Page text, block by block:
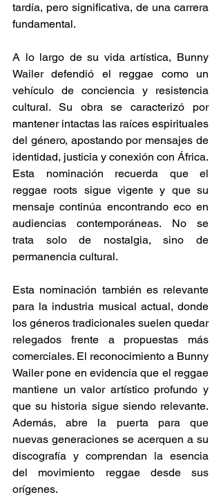
tardía, pero significativa, de una carrera
fundamental.
A lo largo de su vida artística, Bunny
Wailer defendió el reggae como un
vehículo de conciencia y resistencia
cultural. Su obra se caracterizó por
mantener intactas las raíces espirituales
del género, apostando por mensajes de
identidad, justicia y conexión con África.
Esta nominación recuerda que el
reggae roots sigue vigente y que su
mensaje continúa encontrando eco en
audiencias contemporáneas. No se
trata solo de nostalgia, sino de
permanencia cultural.
Esta nominación también es relevante
para la industria musical actual, donde
los géneros tradicionales suelen quedar
relegados frente a propuestas más
comerciales. El reconocimiento a Bunny
Wailer pone en evidencia que el reggae
mantiene un valor artístico profundo y
que su historia sigue siendo relevante.
Además, abre la puerta para que
nuevas generaciones se acerquen a su
discografía y comprendan la esencia
del movimiento reggae desde sus
orígenes.